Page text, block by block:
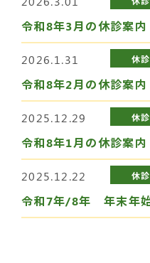
令和8年3月の休診案内
2026.1.31 休
令和8年2月の休診案内
2025.12.29 休
令和8年1月の休診案内
2025.12.22 休
令和7年/8年 年末年